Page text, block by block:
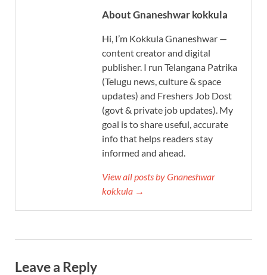
About Gnaneshwar kokkula
Hi, I’m Kokkula Gnaneshwar —
content creator and digital
publisher. I run Telangana Patrika
(Telugu news, culture & space
updates) and Freshers Job Dost
(govt & private job updates). My
goal is to share useful, accurate
info that helps readers stay
informed and ahead.
View all posts by Gnaneshwar
kokkula →
Leave a Reply